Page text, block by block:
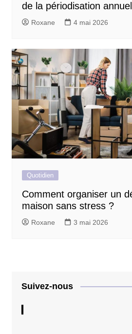
de la périodisation
Roxane 4 mai 2026
Quotidien
Comment organiser un
maison sans stress ?
Roxane 3 mai 2026
Suivez-nous